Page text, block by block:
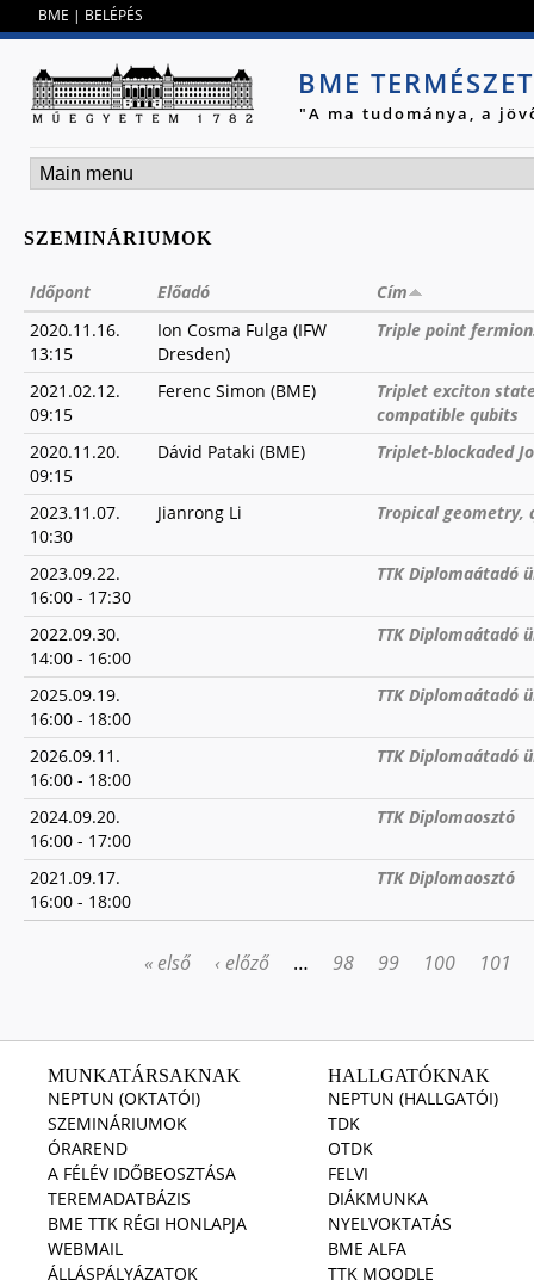
BME | BELÉPÉS
BME
"A ma tudománya, a
SZEMINÁRIUMOK
Időpont Előadó
Cím
2020.11.16.
13:15
Ion Cosma Fulga (IFW
Dresden)
Triple point
2021.02.12.
09:15
Ferenc Simon (BME)
Triplet exciton
compatible qubits
2020.11.20.
09:15
Dávid Pataki (BME) Triplet-blockaded
2023.11.07.
10:30
Jianrong Li Tropical geometry,
2023.09.22.
16:00 - 17:30
TTK Diplomaátadó
2022.09.30.
14:00 - 16:00
TTK Diplomaátadó
2025.09.19.
16:00 - 18:00
TTK Diplomaátadó
2026.09.11.
16:00 - 18:00
TTK Diplomaátadó
2024.09.20.
16:00 - 17:00
TTK Diplomaosztó
2021.09.17.
16:00 - 18:00
TTK Diplomaosztó
« első ‹ előző … 98 99 100 101
MUNKATÁRSAKNAK
NEPTUN (OKTATÓI)
SZEMINÁRIUMOK
ÓRAREND
A FÉLÉV IDŐBEOSZTÁSA
TEREMADATBÁZIS
BME TTK RÉGI HONLAPJA
WEBMAIL
ÁLLÁSPÁLYÁZATOK
HALLGATÓKNAK
NEPTUN (HALLGATÓI)
TDK
OTDK
FELVI
DIÁKMUNKA
NYELVOKTATÁS
BME ALFA
TTK MOODLE